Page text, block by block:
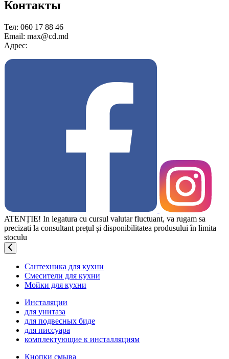
Контакты
Тел: 060 17 88 46
Email: max@cd.md
Адрес:
ATENȚIE! In legatura cu cursul valutar fluctuant, va rugam sa
precizati la consultant prețul și disponibilitatea produsului în limita
stoculu
Сантехника для кухни
Смесители для кухни
Мойки для кухни
Инсталяции
для унитаза
для подвесных биде
для писсуара
комплектующие к инсталляциям
Кнопки смыва